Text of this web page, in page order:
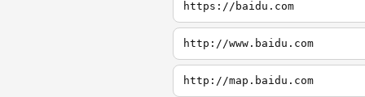
https://baidu.com
http://www.baidu.com
http://map.baidu.com